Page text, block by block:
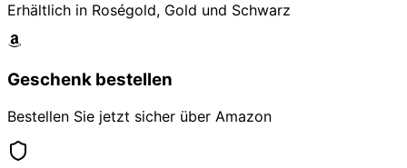
Erhältlich in Roségold, Gold und Schwarz
Geschenk bestellen
Bestellen Sie jetzt sicher über Amazon